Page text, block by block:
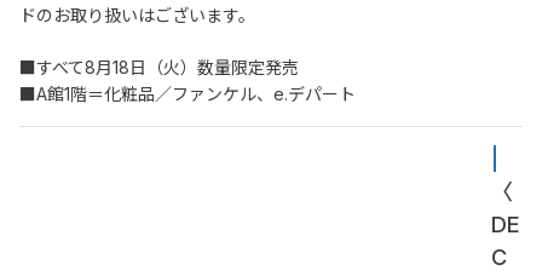
ドのお取り扱いはございます。
■すべて8月18日（火）数量限定発売
■A館1階＝化粧品／ファンケル、e.デパート
〈
DE
C